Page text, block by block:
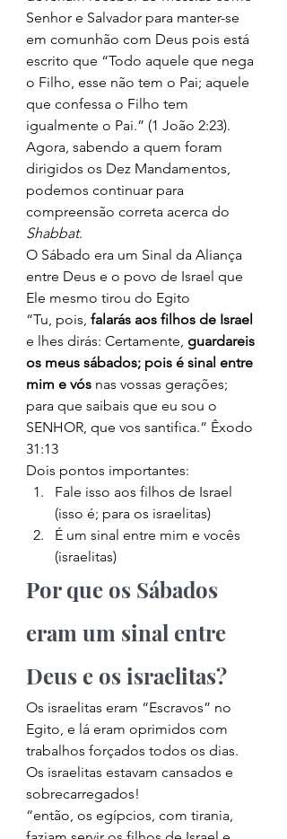
Senhor e Salvador para manter-se
em comunhão com Deus pois está
escrito que “Todo aquele que nega
o Filho, esse não tem o Pai; aquele
que confessa o Filho tem
igualmente o Pai.” (1 João 2:23).
Agora, sabendo a quem foram
dirigidos os Dez Mandamentos,
podemos continuar para
compreensão correta acerca do
Shabbat.
O Sábado era um Sinal da Aliança
entre Deus e o povo de Israel que
Ele mesmo tirou do Egito
“Tu, pois, falarás aos filhos de Israel
e lhes dirás: Certamente, guardareis
os meus sábados; pois é sinal entre
mim e vós nas vossas gerações;
para que saibais que eu sou o
SENHOR, que vos santifica.” Êxodo
31:13
Dois pontos importantes:
Fale isso aos filhos de Israel
(isso é; para os israelitas)
É um sinal entre mim e vocês
(israelitas)
Por que os Sábados
eram um sinal entre
Deus e os israelitas?
Os israelitas eram “Escravos” no
Egito, e lá eram oprimidos com
trabalhos forçados todos os dias.
Os israelitas estavam cansados e
sobrecarregados!
“então, os egípcios, com tirania,